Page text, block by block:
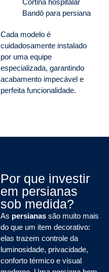
Cortina hospitalar
Bandô para persiana
Cada modelo é
cuidadosamente instalado
por uma equipe
especializada, garantindo
acabamento impecável e
perfeita funcionalidade.
Por que investir
em persianas
sob medida?
As persianas são muito mais
do que um item decorativo:
elas trazem controle da
luminosidade, privacidade,
conforto térmico e visual